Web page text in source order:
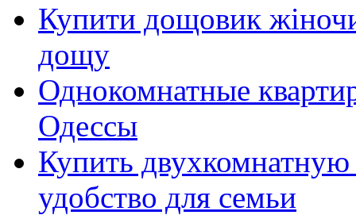
Купити дощовик
дощу
Однокомнатные
Одессы
Купить
удобство для семьи